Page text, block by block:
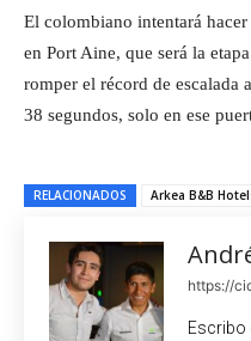
El colombiano intentará
en Port Aine, que será la
romper el récord de
38 segundos, solo en ese
RELACIONADOS Arkea B&B
https://
Escribo